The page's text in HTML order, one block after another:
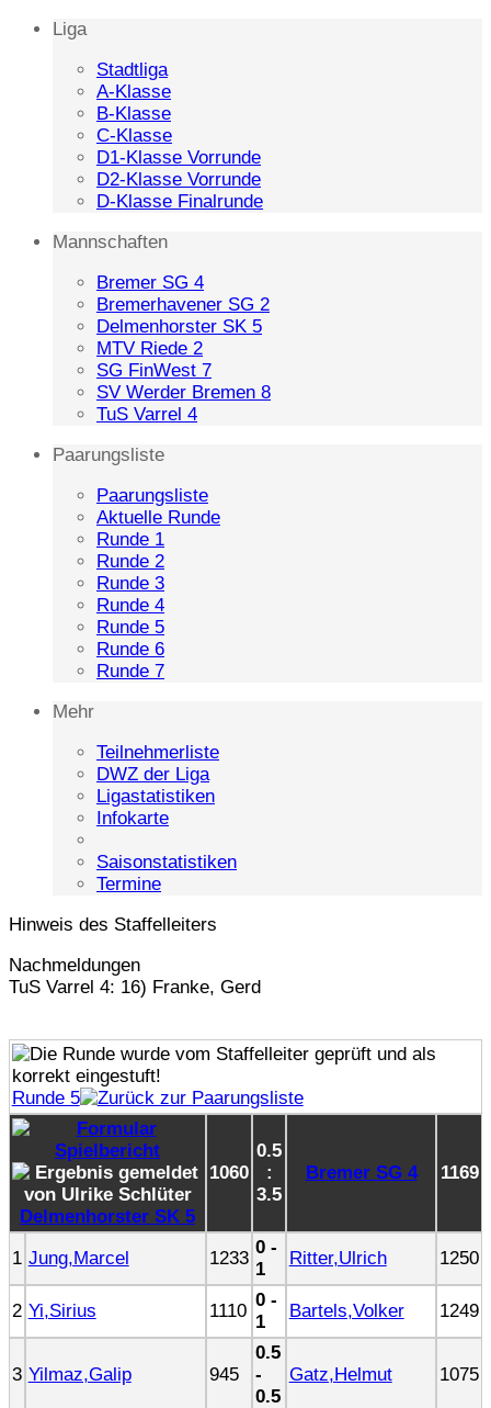
Liga
Stadtliga
A-Klasse
B-Klasse
C-Klasse
D1-Klasse Vorrunde
D2-Klasse Vorrunde
D-Klasse Finalrunde
Mannschaften
Bremer SG 4
Bremerhavener SG 2
Delmenhorster SK 5
MTV Riede 2
SG FinWest 7
SV Werder Bremen 8
TuS Varrel 4
Paarungsliste
Paarungsliste
Aktuelle Runde
Runde 1
Runde 2
Runde 3
Runde 4
Runde 5
Runde 6
Runde 7
Mehr
Teilnehmerliste
DWZ der Liga
Ligastatistiken
Infokarte
Saisonstatistiken
Termine
Hinweis des Staffelleiters
Nachmeldungen
TuS Varrel 4: 16) Franke, Gerd
Runde 5
Delmenhorster SK 5
1060
0.5
:
3.5
Bremer SG 4 1169
1 Jung,Marcel 1233
0 -
1
Ritter,Ulrich 1250
2 Yi,Sirius 1110
0 -
1
Bartels,Volker 1249
3 Yilmaz,Galip 945
0.5
-
0.5
Gatz,Helmut 1075